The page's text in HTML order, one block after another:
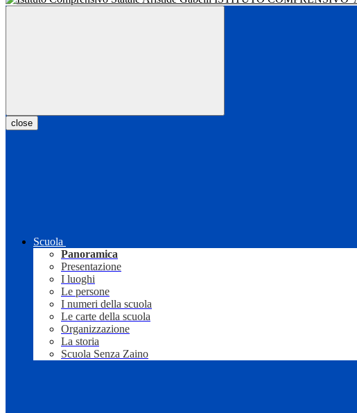
close
Scuola
Panoramica
Presentazione
I luoghi
Le persone
I numeri della scuola
Le carte della scuola
Organizzazione
La storia
Scuola Senza Zaino